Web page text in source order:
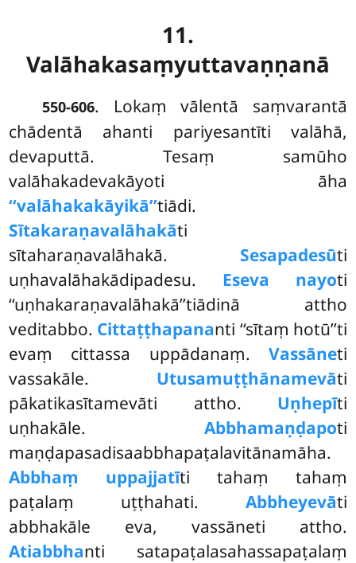
11.
Valāhakasaṃyuttavaṇṇanā
550-606. Lokaṃvālentā saṃvarantā
chādentā ahanti pariyesantīti valāhā,
devaputtā. Tesaṃ samūho
valāhakadevakāyoti āha
‘‘valāhakakāyikā’’tiādi.
Sītakaraṇavalāhakāti
sītaharaṇavalāhakā. Sesapadesūti
uṇhavalāhakādipadesu. Eseva nayoti
‘‘uṇhakaraṇavalāhakā’’tiādinā attho
veditabbo. Cittaṭṭhapananti ‘‘sītaṃ hotū’’ti
evaṃ cittassa uppādanaṃ. Vassāneti
vassakāle. Utusamuṭṭhānamevāti
pākatikasītamevāti attho. Uṇhepīti
uṇhakāle. Abbhamaṇḍapoti
maṇḍapasadisaabbhapaṭalavitānamāha.
Abbhaṃ uppajjatīti tahaṃ tahaṃ
paṭalaṃ uṭṭhahati. Abbheyevāti
abbhakāle eva, vassāneti attho.
Atiabbhanti satapaṭalasahassapaṭalaṃ